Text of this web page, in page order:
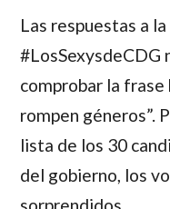
Las respuestas a
#LosSexysdeCDG
comprobar la frase
rompen géneros”.
lista de los 30
del gobierno, los